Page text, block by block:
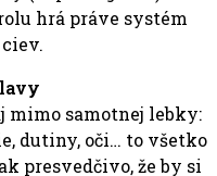
hrá práve systém
mimo samotnej lebky:
dutiny, oči… to všetko
presvedčivo, že by si